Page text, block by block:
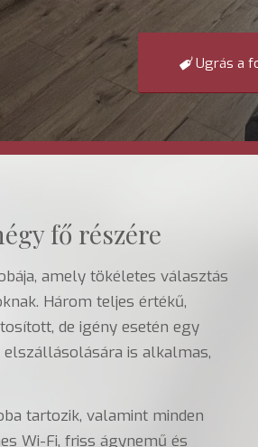
Ugrás a
fő részére
amely tökéletes választás
Három teljes értékű,
de igény esetén egy
is alkalmas,
tartozik, valamint minden
Wi-Fi, friss ágynemű és